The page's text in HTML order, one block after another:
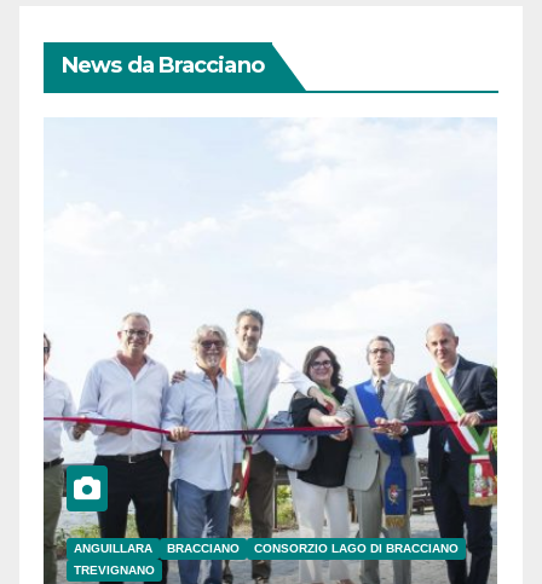
News da Bracciano
ANGUILLARA BRACCIANO
CONSORZIO LAGO DI BRACCIANO
TREVIGNANO